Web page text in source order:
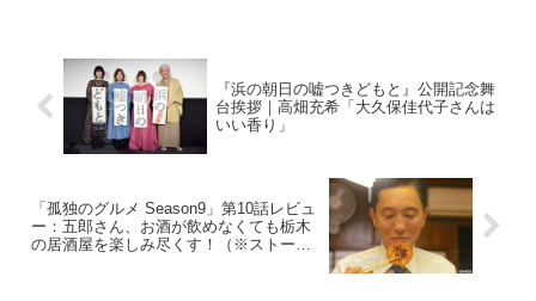
『浜の朝日の嘘つきどもと』公開記念舞
台挨拶｜高畑充希「大久保佳代子さんは
いい香り」
「孤独のグルメ Season9」第10話レビュ
ー：五郎さん、お酒が飲めなくても栃木
の居酒屋を楽しみ尽くす！（※ストーリ